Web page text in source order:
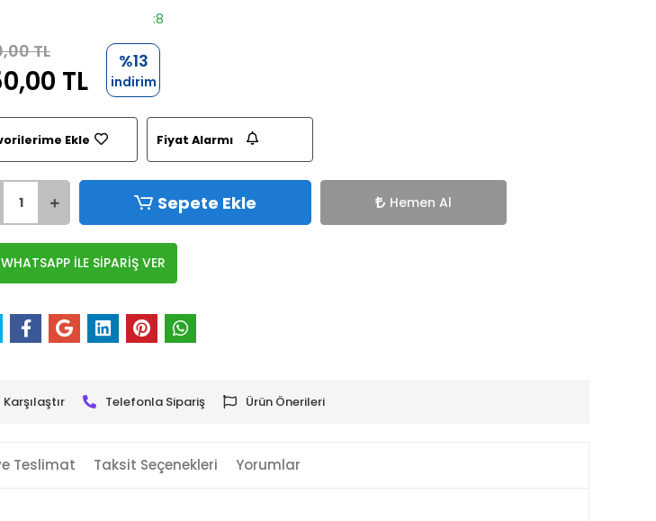
:8
TL
TL
%13
indirim
Ekle Fiyat Alarmı
Sepete Ekle Hemen Al
WHATSAPP İLE SİPARİŞ VER
Karşılaştır Telefonla Sipariş Ürün Önerileri
Teslimat Taksit Seçenekleri Yorumlar